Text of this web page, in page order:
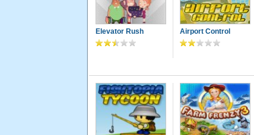
Elevator Rush Airport Control